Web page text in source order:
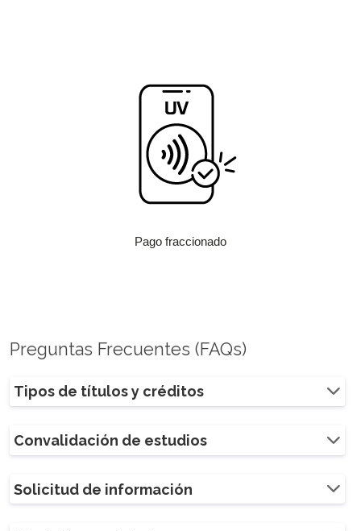
Pago fraccionado
Preguntas Frecuentes (FAQs)
Tipos de títulos y créditos
Convalidación de estudios
Solicitud de información